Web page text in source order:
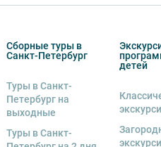
Сборные туры в
Санкт-Петербург
Туры в Санкт-
Петербург на
выходные
Туры в Санкт-
детей